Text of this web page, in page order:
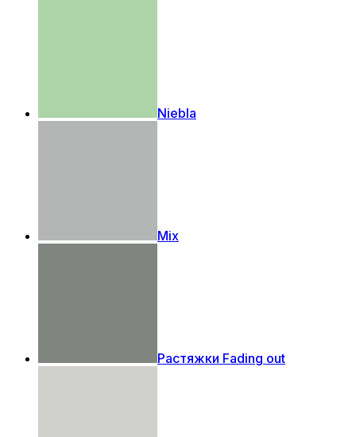
Niebla
Mix
Растяжки Fading out